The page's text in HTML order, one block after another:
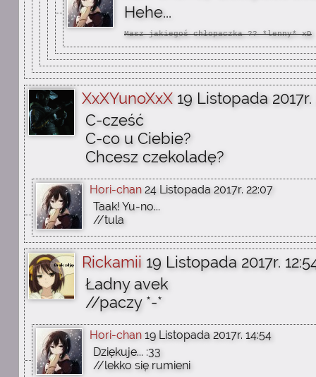
Hehe...
Masz jakiegoś chłopaczka ?? *lenny* xD
XxXYunoXxX 19 Listopada 2017r.
C-cześć
C-co u Ciebie?
Chcesz czekoladę?
Hori-chan 24 Listopada 2017r. 22:07
Taak! Yu-no...
//tula
Rickamii 19 Listopada 2017r.
Ładny avek
//paczy *-*
Hori-chan 19 Listopada 2017r. 14:54
Dziękuje... :33
//lekko się rumieni